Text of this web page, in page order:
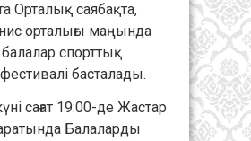
Орталық саябақта,
орталығы маңында
спорттық
басталады.
сағат 19:00-де Жастар
Балаларды